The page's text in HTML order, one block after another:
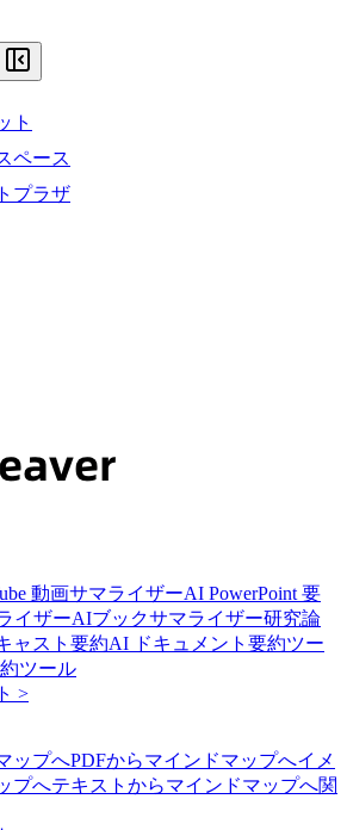
ト
ペース
プラザ
動画サマライザーAI PowerPoint 要
イザーAIブックサマライザー研究論
ャスト要約AI ドキュメント要約ツー
ツール
>
ップへPDFからマインドマップへイメ
プへテキストからマインドマップへ関